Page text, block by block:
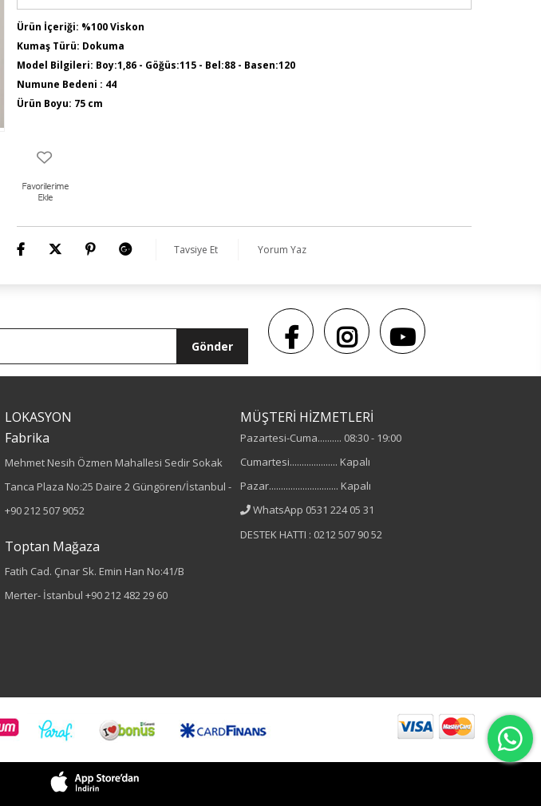
Ürün İçeriği: %100 Viskon
Kumaş Türü: Dokuma
Model Bilgileri: Boy:1,86 - Göğüs:115 - Bel:88 - Basen:120
Numune Bedeni : 44
Ürün Boyu: 75 cm
Sezon : YAZLIK
Renk
Tavsiye Et Yorum Yaz
Gönder
LOKASYON
Fabrika
Mehmet Nesih Özmen Mahallesi Sedir Sokak
Tanca Plaza No:25 Daire 2 Güngören/İstanbul -
+90 212 507 9052
Toptan Mağaza
Fatih Cad. Çınar Sk. Emin Han No:41/B
Merter- İstanbul +90 212 482 29 60
MÜŞTERİ HİZMETLERİ
Pazartesi-Cuma.......... 08:30 - 19:00
Cumartesi.................... Kapalı
Pazar............................. Kapalı
WhatsApp 0531 224 05 31
DESTEK HATTI : 0212 507 90 52